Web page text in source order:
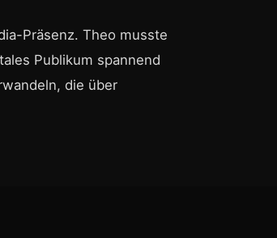
Präsenz. Theo musste
Publikum spannend
die über